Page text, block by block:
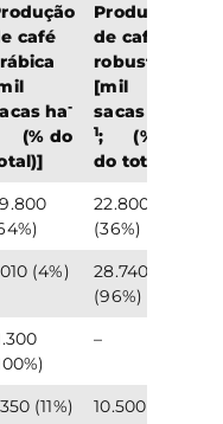
café
ha-
(% do
Produção
de café
robusta
[mil
sacas ha
1; (%
do total)]
22.800
(36%)
(4%)
28.740
(96%)
–
(11%)
10.500